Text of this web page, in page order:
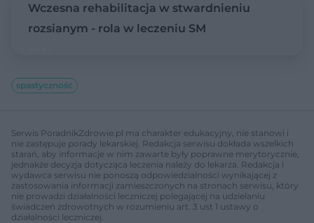
Wczesna rehabilitacja w stwardnieniu
rozsianym - rola w leczeniu SM
spastyczność
Serwis PoradnikZdrowie.pl ma charakter edukacyjny, nie stanowi i
nie zastępuje porady lekarskiej. Redakcja serwisu dokłada wszelkich
starań, aby informacje w nim zawarte były poprawne merytorycznie,
jednakże decyzja dotycząca leczenia należy do lekarza. Redakcja i
wydawca serwisu nie ponoszą odpowiedzialności wynikającej z
zastosowania informacji zamieszczonych na stronach serwisu, który
nie prowadzi działalności leczniczej polegającej na udzielaniu
świadczeń zdrowotnych w rozumieniu art. 3 ust 1 ustawy o
działalności leczniczej.